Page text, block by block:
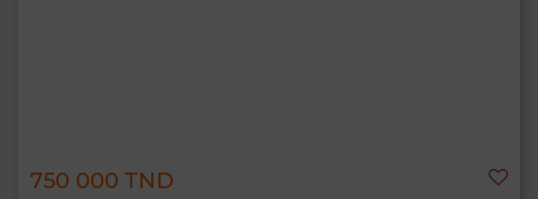
750 000 TND